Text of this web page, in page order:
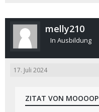
melly210
In Ausbildung
17. Juli 2024
ZITAT VON MOOOOP